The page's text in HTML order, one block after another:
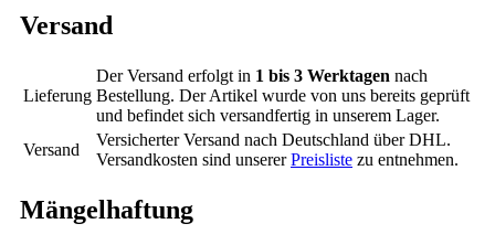
Versand
Lieferung
Der Versand erfolgt in 1 bis 3 Werktagen nach
Bestellung. Der Artikel wurde von uns bereits geprüft
und befindet sich versandfertig in unserem Lager.
Versand
Versicherter Versand nach Deutschland über DHL.
Versandkosten sind unsererPreisliste zu entnehmen.
Mängelhaftung